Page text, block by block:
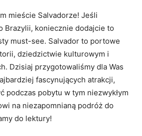
mieście Salvadorze! Jeśli‍
Brazylii, koniecznie dodajcie to
must-see. Salvador to⁣ portowe
dziedzictwie kulturowym i
Dzisiaj przygotowaliśmy dla Was
fascynujących atrakcji,
‍podczas pobytu ‌w tym niezwykłym
na niezapomnianą podróż do
do lektury!